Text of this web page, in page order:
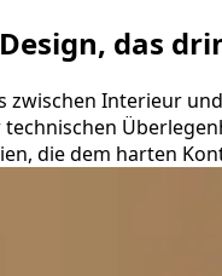
das
zwischen Interieur
die dem harten